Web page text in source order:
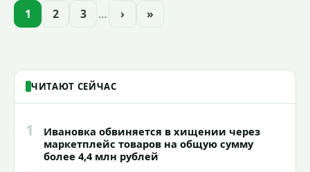
органов государственной власти.
1 2 3 … › »
ЧИТАЮТ СЕЙЧАС
1
Ивановка обвиняется в хищении через
маркетплейс товаров на общую сумму
более 4,4 млн рублей